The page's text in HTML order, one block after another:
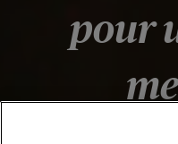
pour